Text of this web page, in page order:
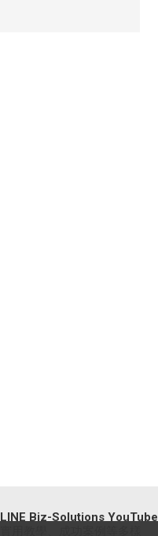
LINE Biz-Solutions YouTube